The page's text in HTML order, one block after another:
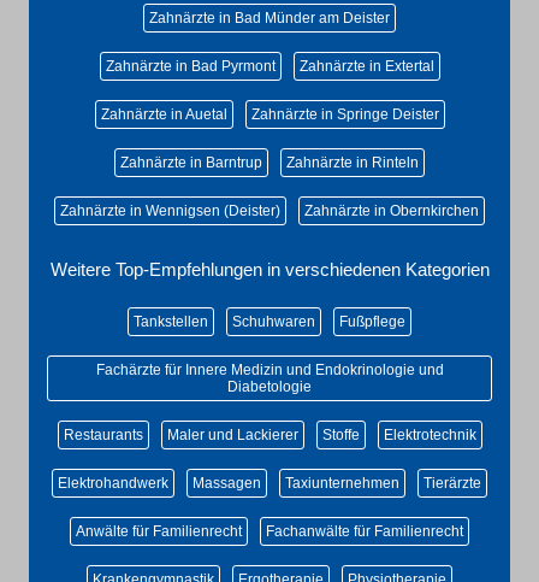
Zahnärzte in Bad Münder am Deister
Zahnärzte in Bad Pyrmont Zahnärzte in Extertal
Zahnärzte in Auetal Zahnärzte in Springe Deister
Zahnärzte in Barntrup Zahnärzte in Rinteln
Zahnärzte in Wennigsen (Deister) Zahnärzte in Obernkirchen
Weitere Top-Empfehlungen in verschiedenen Kategorien
Tankstellen Schuhwaren Fußpflege
Fachärzte für Innere Medizin und Endokrinologie und
Diabetologie
Restaurants Maler und Lackierer Stoffe Elektrotechnik
Elektrohandwerk Massagen Taxiunternehmen Tierärzte
Anwälte für Familienrecht Fachanwälte für Familienrecht